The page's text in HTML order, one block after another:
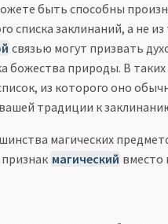
быть способны
списка заклинаний, а не
связью могут призвать
природы. В таких
из которого оно
традиции к
магических
магический вместо